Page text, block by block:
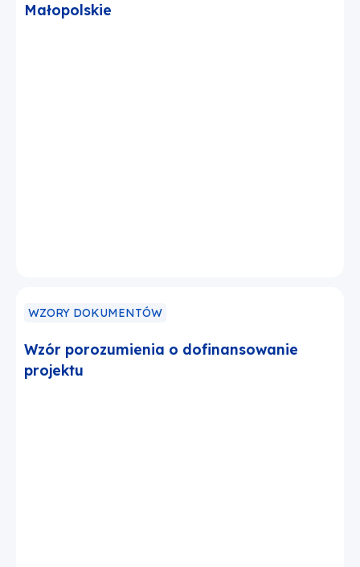
Małopolskie
WZORY DOKUMENTÓW
Wzór porozumienia o dofinansowanie
projektu